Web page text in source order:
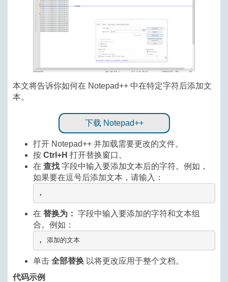
本文将告诉你如何在 Notepad++ 中在特定字符后添加文
本。
下载 Notepad++
打开 Notepad++ 并加载需要更改的文件。
按 Ctrl+H 打开替换窗口。
在 查找 字段中输入要添加文本后的字符。例如，
如果要在逗号后添加文本，请输入：
,
在 替换为： 字段中输入要添加的字符和文本组
合。例如：
, 添加的文本
单击 全部替换 以将更改应用于整个文档。
代码示例